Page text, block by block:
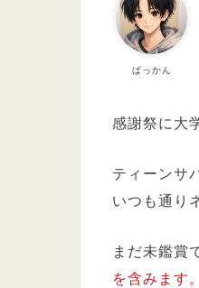
ぱっかん
感謝祭に大
ティーンサ
いつも通り
まだ未鑑賞
を含みます。